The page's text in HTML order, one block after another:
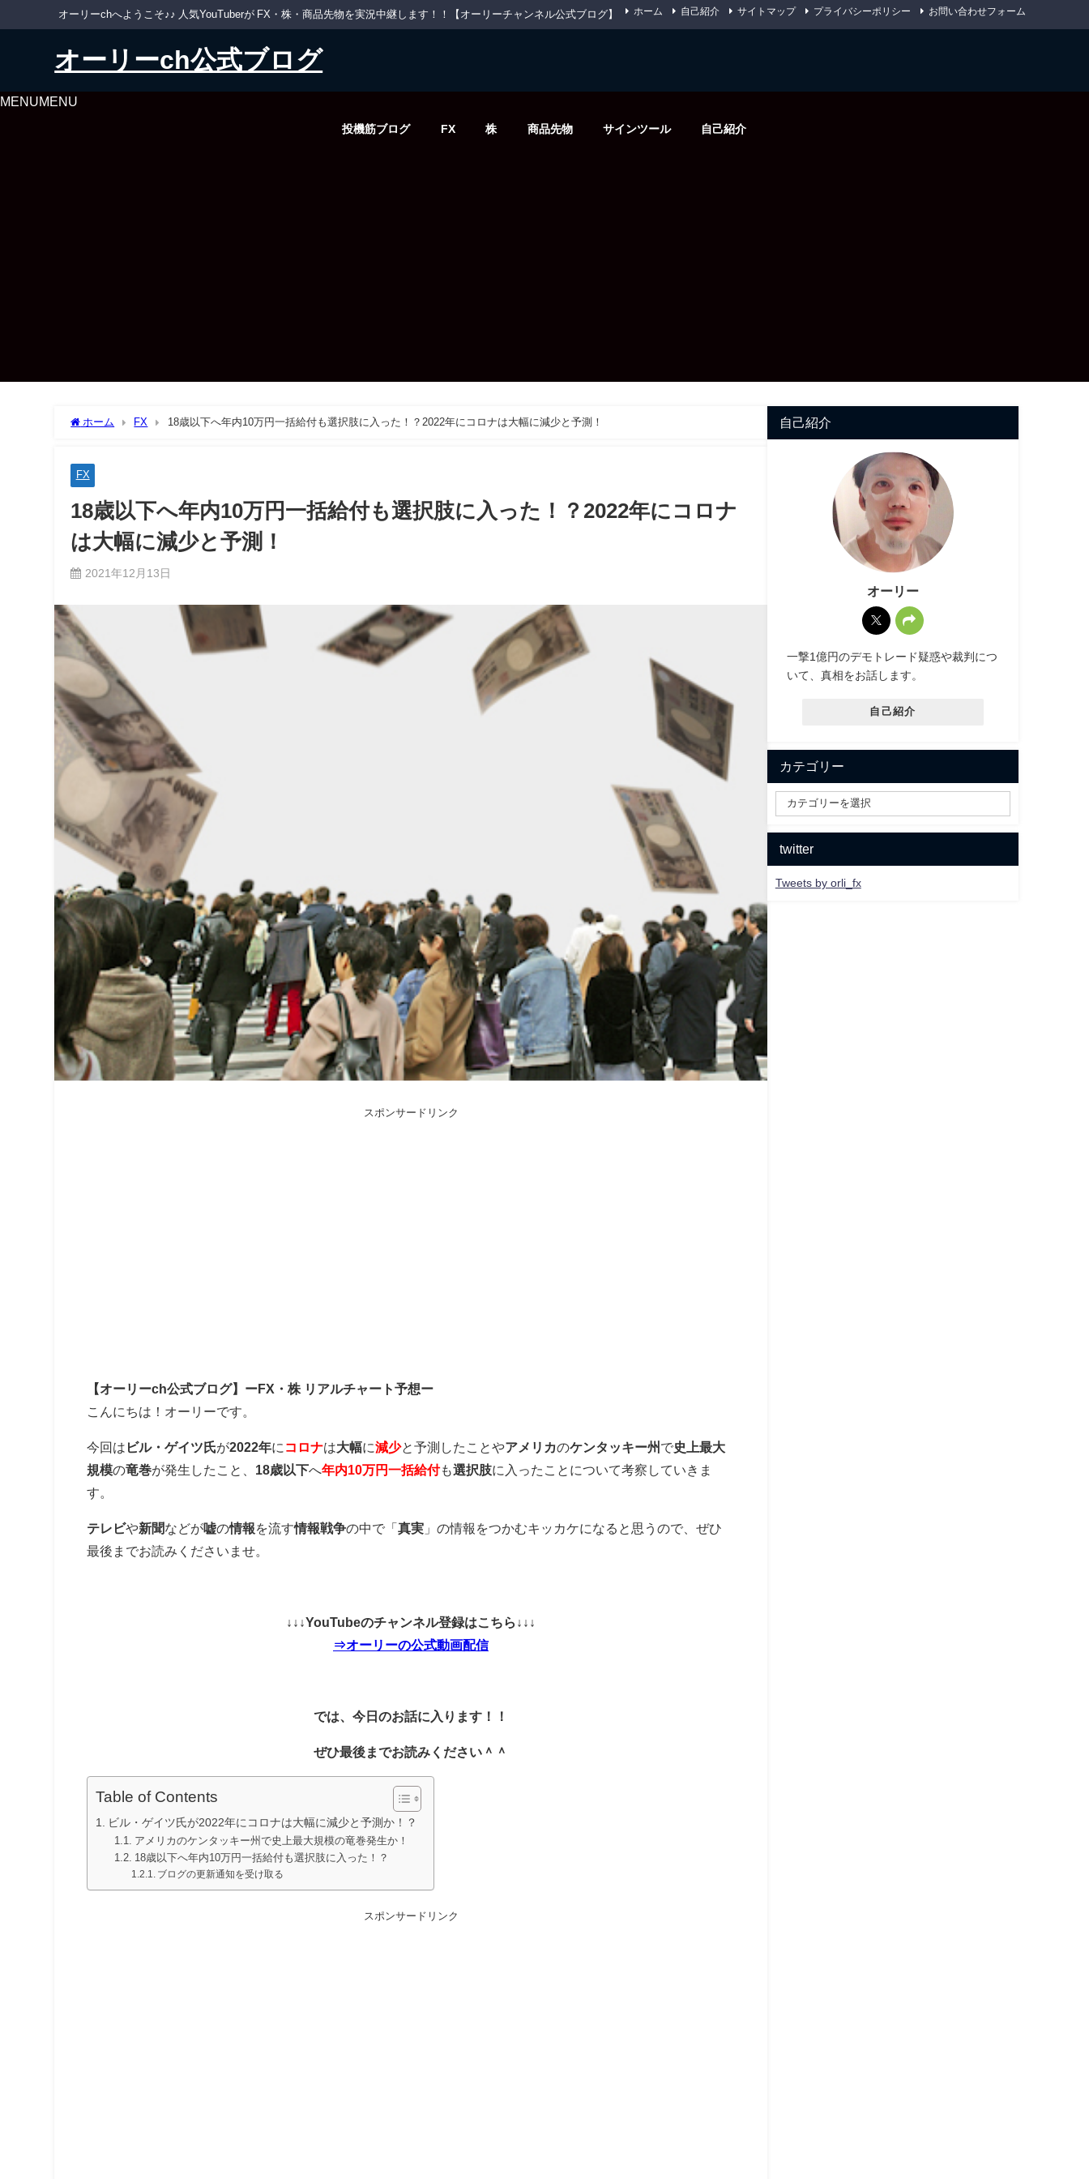
オーリーchへようこそ♪♪ 人気YouTuberが FX・株・商品先物を実況中継します！！【オーリーチャンネル公式ブログ】 ホーム 自己紹介 サイトマップ プライバシーポリシー お問い合わせフォーム
オーリーch公式ブログ
MENUMENU
投機筋ブログ FX 株 商品先物 サインツール 自己紹介
ホーム FX 18歳以下へ年内10万円一括給付も選択肢に入った！？2022年にコロナは大幅に減少と予測！
FX
18歳以下へ年内10万円一括給付も選択肢に入った！？2022年にコロナ
は大幅に減少と予測！
2021年12月13日
スポンサードリンク
【オーリーch公式ブログ】ーFX・株 リアルチャート予想ー
こんにちは！オーリーです。
今回は ビル・ゲイツ氏が2022年に コロナは大幅に減少と予測したことやアメリカのケンタッキー州 で史上最大
規模の竜巻が発生したこと、 18歳以下へ年内10万円一括給付も選択肢に入ったことについて考察していきま
す。
テレビや新聞などが嘘の情報を流す情報戦争の中で「真実 」の情報をつかむキッカケになると思うので、ぜひ
最後までお読みくださいませ。
↓↓↓YouTubeのチャンネル登録はこちら↓↓↓
⇒オーリーの公式動画配信
では、今日のお話に入ります！！
ぜひ最後までお読みください＾＾
Table of Contents
ビル・ゲイツ氏が2022年にコロナは大幅に減少と予測か！？
アメリカのケンタッキー州で史上最大規模の竜巻発生か！
18歳以下へ年内10万円一括給付も選択肢に入った！？
ブログの更新通知を受け取る
スポンサードリンク
自己紹介
オーリー
一撃1億円のデモトレード疑惑や裁判につ
いて、真相をお話します。
自己紹介
カテゴリー
twitter
Tweets by orli_fx